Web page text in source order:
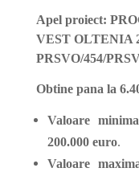
Apel proiect:
VEST OLTENIA
PRSVO/454/
Obtine pana la
Valoare
200.000 euro.
Valoare